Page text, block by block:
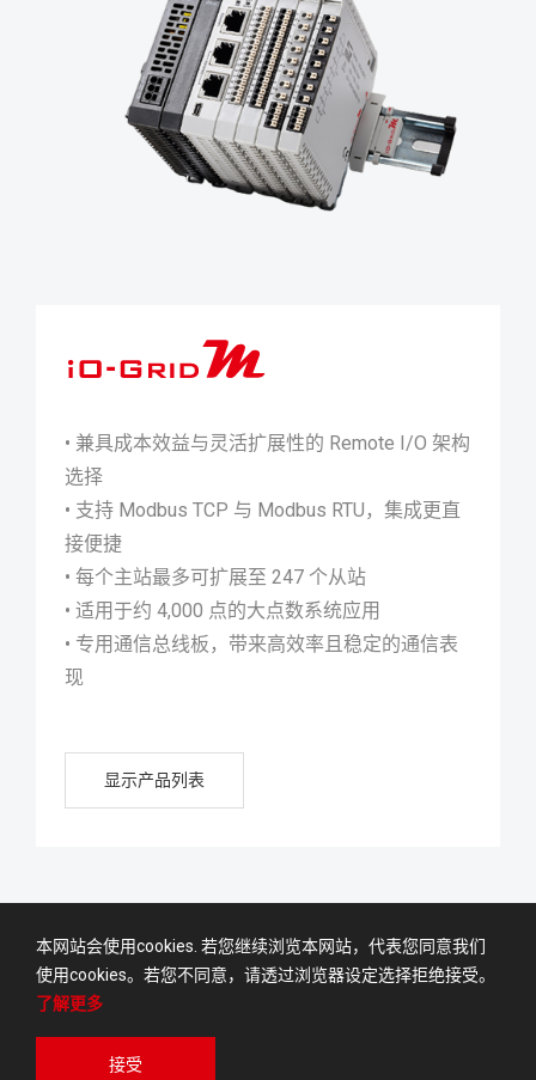
• 兼具成本效益与灵活扩展性的 Remote I/O 架构
选择
• 支持 Modbus TCP 与 Modbus RTU，集成更直
接便捷
• 每个主站最多可扩展至 247 个从站
• 适用于约 4,000 点的大点数系统应用
• 专用通信总线板，带来高效率且稳定的通信表
现
显示产品列表
本网站会使用cookies. 若您继续浏览本网站，代表您同意我们
使用cookies。若您不同意，请透过浏览器设定选择拒绝接受。
了解更多
接受